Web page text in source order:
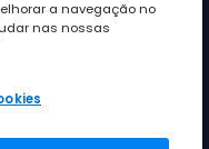
a navegação no
nas nossas